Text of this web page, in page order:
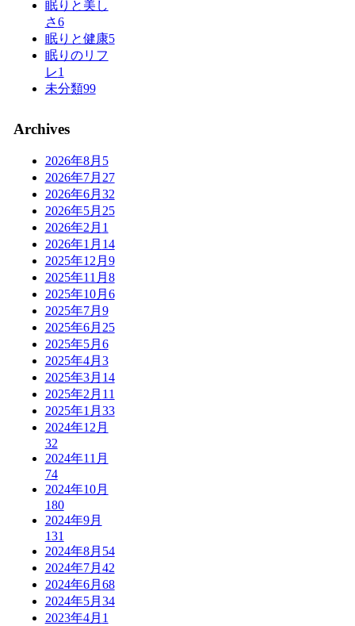
眠りと美し
さ6
眠りと健康5
眠りのリフ
レ1
未分類99
Archives
2026年8月 5
2026年7月 27
2026年6月 32
2026年5月 25
2026年2月 1
2026年1月 14
2025年12月 9
2025年11月 8
2025年10月 6
2025年7月 9
2025年6月 25
2025年5月 6
2025年4月 3
2025年3月 14
2025年2月 11
2025年1月 33
2024年12月
32
2024年11月
74
2024年10月
180
2024年9月
131
2024年8月 54
2024年7月 42
2024年6月 68
2024年5月 34
2023年4月 1